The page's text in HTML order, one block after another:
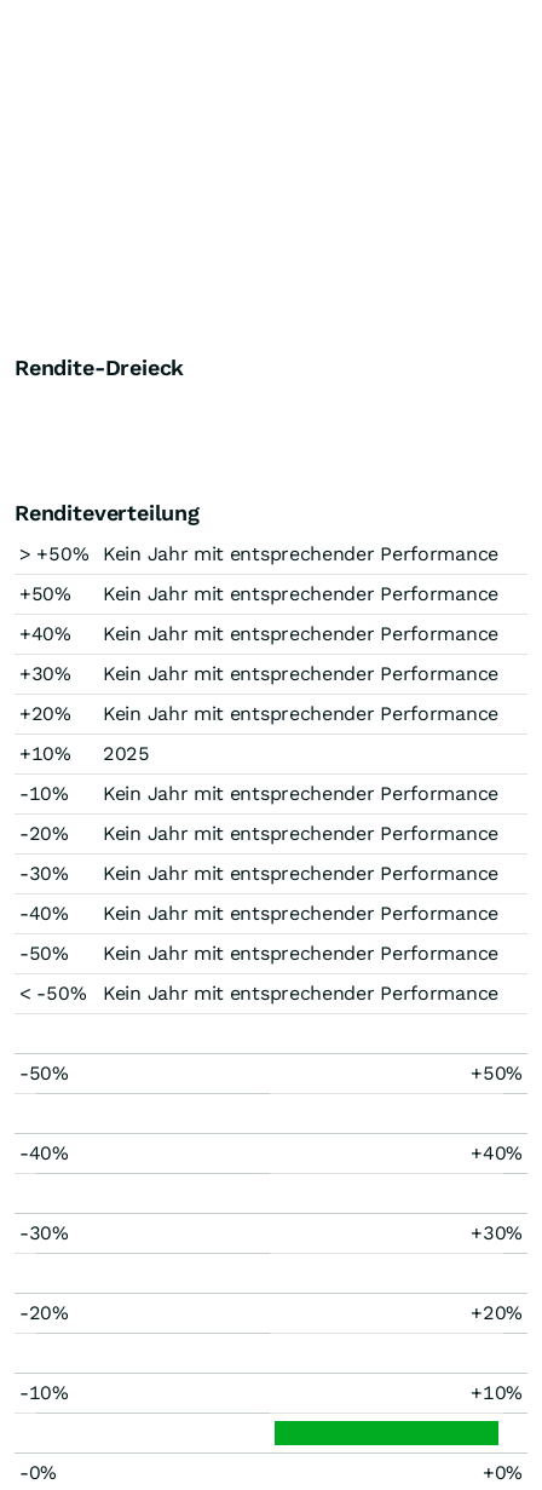
Rendite-Dreieck
Renditeverteilung
> +50%
Kein Jahr mit entsprechender Performance
+50%
Kein Jahr mit entsprechender Performance
+40%
Kein Jahr mit entsprechender Performance
+30%
Kein Jahr mit entsprechender Performance
+20%
Kein Jahr mit entsprechender Performance
+10%
2025
-10%
Kein Jahr mit entsprechender Performance
-20%
Kein Jahr mit entsprechender Performance
-30%
Kein Jahr mit entsprechender Performance
-40%
Kein Jahr mit entsprechender Performance
-50%
Kein Jahr mit entsprechender Performance
< -50%
Kein Jahr mit entsprechender Performance
-50% +50%
-40% +40%
-30% +30%
-20% +20%
-10% +10%
-0% +0%